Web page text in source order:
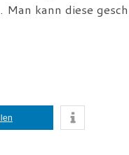
kann diese